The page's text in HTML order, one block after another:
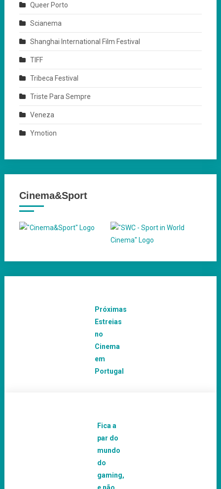
Queer Porto
Scianema
Shanghai International Film Festival
TIFF
Tribeca Festival
Triste Para Sempre
Veneza
Ymotion
Cinema&Sport
Próximas
Estreias
no
Cinema
em
Portugal
Fica a
par do
mundo
do
gaming,